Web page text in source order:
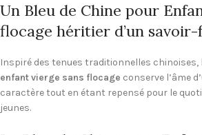
Un Bleu de Chine pour
flocage héritier d’un
Inspiré des tenues traditionnelles chinoises,
enfant vierge sans flocage conserve l’âme
caractère tout en étant repensé pour le
jeunes.